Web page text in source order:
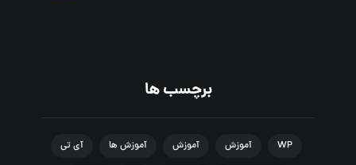
برچسب ها
WP آموزش آموزش آموزش ها آی تی